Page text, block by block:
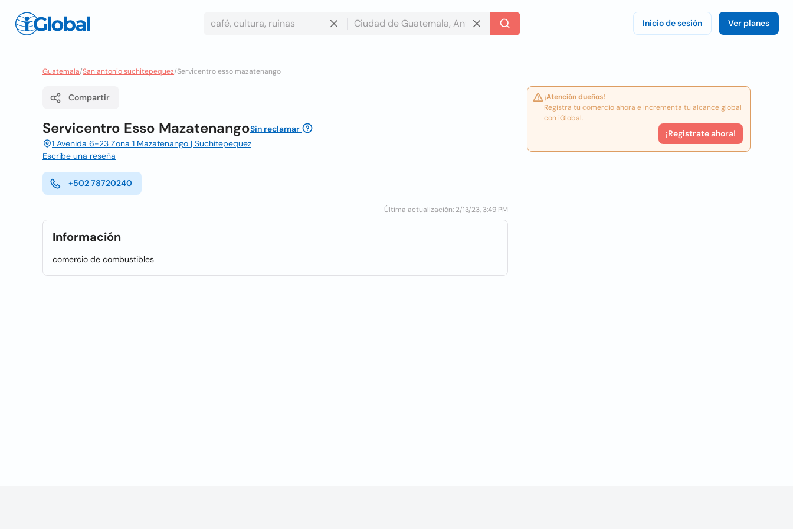
Inicio de sesión Ver planes
Guatemala/San antonio suchitepequez/Servicentro esso mazatenango
Compartir
Servicentro Esso MazatenangoSin reclamar
1 Avenida 6-23 Zona 1 Mazatenango | Suchitepequez
Escribe una reseña
+502 78720240
Última actualización: 2/13/23, 3:49 PM
Información
comercio de combustibles
¡Atención dueños!
Registra tu comercio ahora e incrementa tu alcance global
con iGlobal.
¡Registrate ahora!